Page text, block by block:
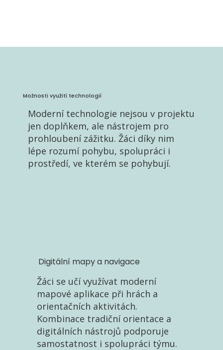
Možnosti využití technologií
Moderní technologie nejsou v projektu
jen doplňkem, ale nástrojem pro
prohloubení zážitku. Žáci díky nim
lépe rozumí pohybu, spolupráci i
prostředí, ve kterém se pohybují.
Digitální mapy a navigace
Žáci se učí využívat moderní
mapové aplikace při hrách a
orientačních aktivitách.
Kombinace tradiční orientace a
digitálních nástrojů podporuje
samostatnost i spolupráci týmu.